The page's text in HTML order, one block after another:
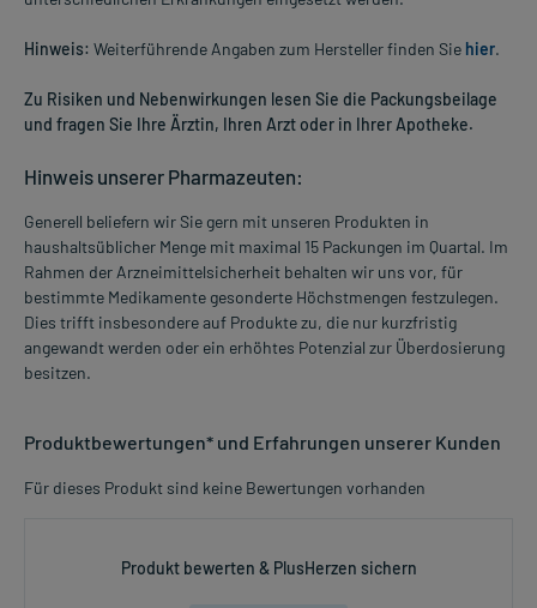
Hinweis: Weiterführende Angaben zum Hersteller finden Sie hier.
Zu Risiken und Nebenwirkungen lesen Sie die Packungsbeilage
und fragen Sie Ihre Ärztin, Ihren Arzt oder in Ihrer Apotheke.
Hinweis unserer Pharmazeuten:
Generell beliefern wir Sie gern mit unseren Produkten in
haushaltsüblicher Menge mit maximal 15 Packungen im Quartal. Im
Rahmen der Arzneimittelsicherheit behalten wir uns vor, für
bestimmte Medikamente gesonderte Höchstmengen festzulegen.
Dies trifft insbesondere auf Produkte zu, die nur kurzfristig
angewandt werden oder ein erhöhtes Potenzial zur Überdosierung
besitzen.
Produktbewertungen* und Erfahrungen unserer Kunden
Für dieses Produkt sind keine Bewertungen vorhanden
Produkt bewerten & PlusHerzen sichern